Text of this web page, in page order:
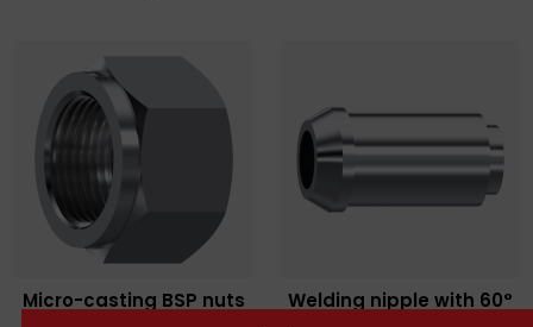
Micro-casting BSP nuts
Welding nipple with 60°